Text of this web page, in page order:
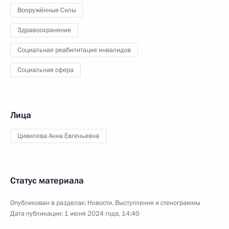
Вооружённые Силы
Здравоохранение
Социальная реабилитация инвалидов
Социальная сфера
Лица
Цивилева Анна Евгеньевна
Статус материала
Опубликован в разделах: Новости, Выступления и стенограммы
Дата публикации: 1 июня 2024 года, 14:40